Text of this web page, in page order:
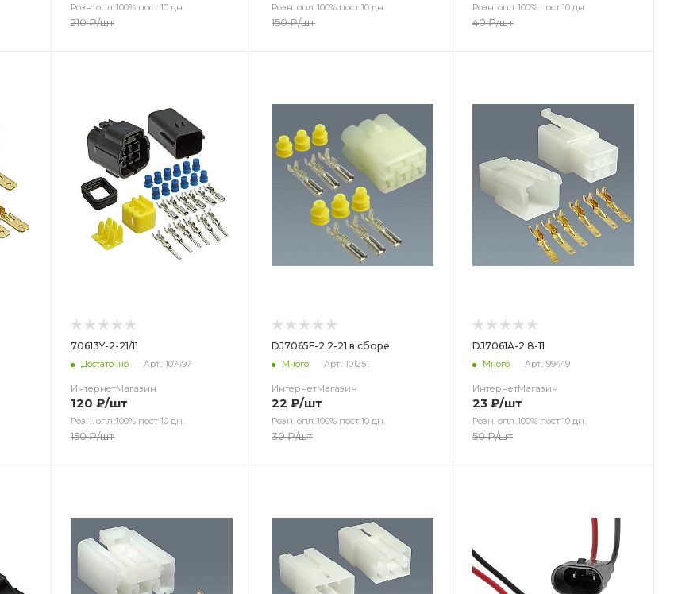
Розн. опл.:100% пост 10 дн.
210₽/шт
Розн. опл.:100% пост 10 дн.
150₽/шт
Розн. опл.:100% пост 10 дн.
40₽/шт
70613Y-2-21/11
Достаточно Арт.: 107497
ИнтернетМагазин
120 ₽/шт
Розн. опл.:100% пост 10 дн.
150₽/шт
DJ7065F-2.2-21 в сборе
Много Арт.: 101251
ИнтернетМагазин
22 ₽/шт
Розн. опл.:100% пост 10 дн.
30₽/шт
DJ7061A-2.8-11
Много Арт.: 99449
ИнтернетМагазин
23 ₽/шт
Розн. опл.:100% пост 10 дн.
50₽/шт